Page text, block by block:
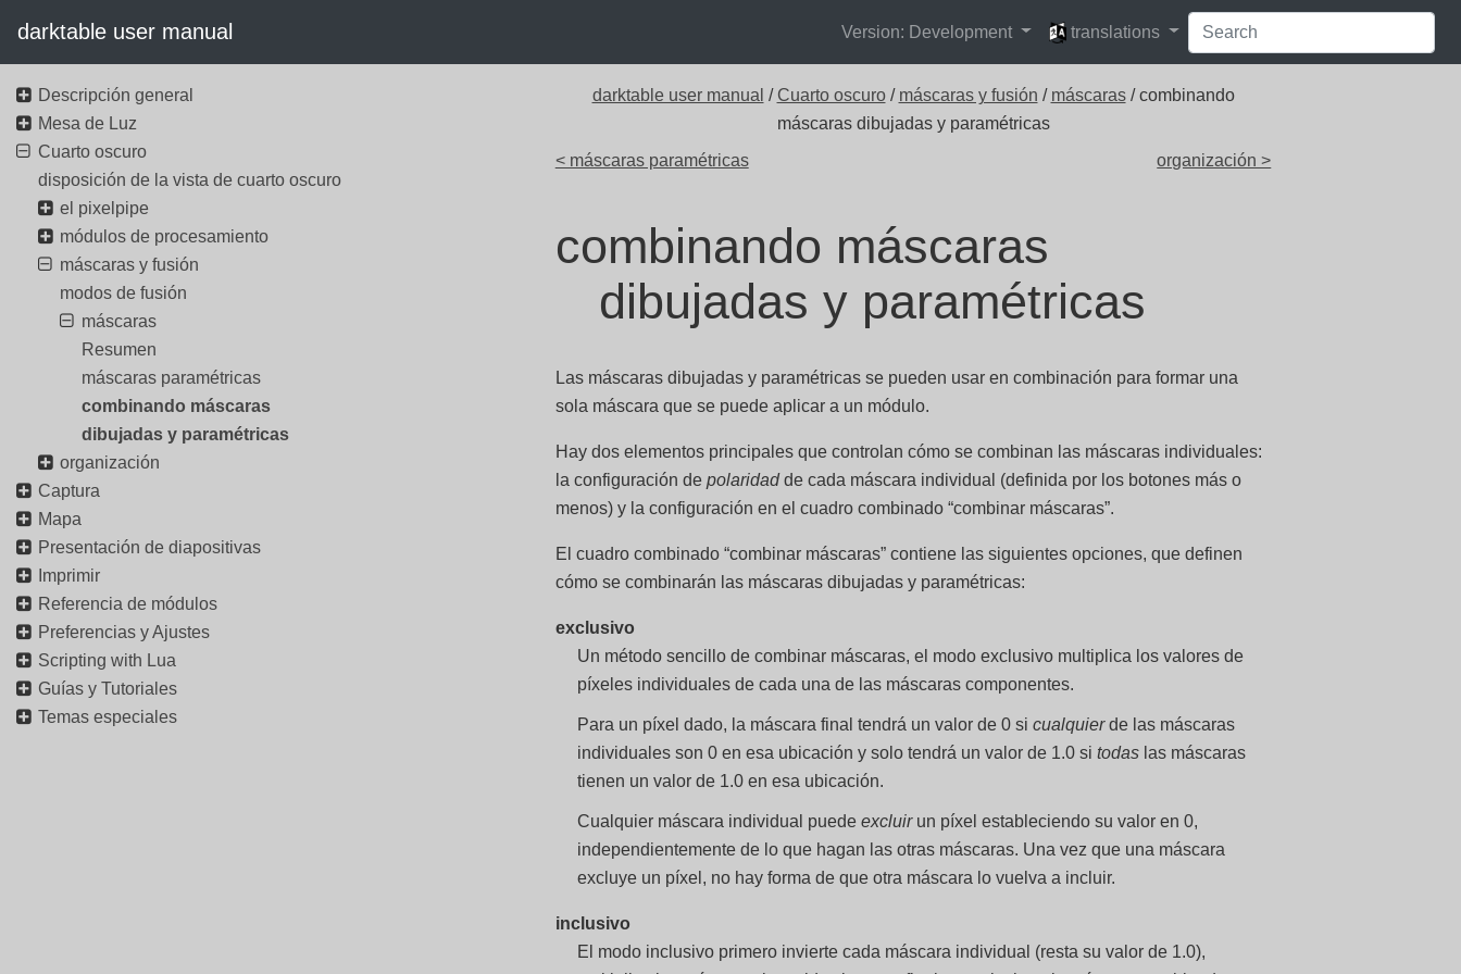
darktable user manual Version: Development
languages
translations
darktable user manual / Cuarto oscuro/ máscaras y fusión / máscaras/ combinando
máscaras dibujadas y paramétricas
< máscaras paramétricas
organización >
combinando máscaras
dibujadas y paramétricas
Las máscaras dibujadas y paramétricas se pueden usar en combinación para formar una
sola máscara que se puede aplicar a un módulo.
Hay dos elementos principales que controlan cómo se combinan las máscaras individuales:
la configuración de polaridadde cada máscara individual (definida por los botones más o
menos) y la configuración en el cuadro combinado “combinar máscaras”.
El cuadro combinado “combinar máscaras” contiene las siguientes opciones, que definen
cómo se combinarán las máscaras dibujadas y paramétricas:
exclusivo
Un método sencillo de combinar máscaras, el modo exclusivo multiplica los valores de
píxeles individuales de cada una de las máscaras componentes.
Para un píxel dado, la máscara final tendrá un valor de 0 si cualquierde las máscaras
individuales son 0 en esa ubicación y solo tendrá un valor de 1.0 si todaslas máscaras
tienen un valor de 1.0 en esa ubicación.
Cualquier máscara individual puede excluirun píxel estableciendo su valor en 0,
independientemente de lo que hagan las otras máscaras. Una vez que una máscara
excluye un píxel, no hay forma de que otra máscara lo vuelva a incluir.
inclusivo
El modo inclusivo primero invierte cada máscara individual (resta su valor de 1.0),
Descripción general
Mesa de Luz
Cuarto oscuro
disposición de la vista de cuarto oscuro
el pixelpipe
módulos de procesamiento
máscaras y fusión
modos de fusión
máscaras
Resumen
máscaras paramétricas
combinando máscaras
dibujadas y paramétricas
organización
Captura
Mapa
Presentación de diapositivas
Imprimir
Referencia de módulos
Preferencias y Ajustes
Scripting with Lua
Guías y Tutoriales
Temas especiales